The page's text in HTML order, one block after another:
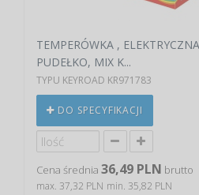
TEMPERÓWKA ,
PUDEŁKO, MIX K...
TYPU KEYROAD KR971783
DO SPECYFIKACJI
Cena średnia 36,49 PLN brutto
max. 37,32 PLN min. 35,82 PLN